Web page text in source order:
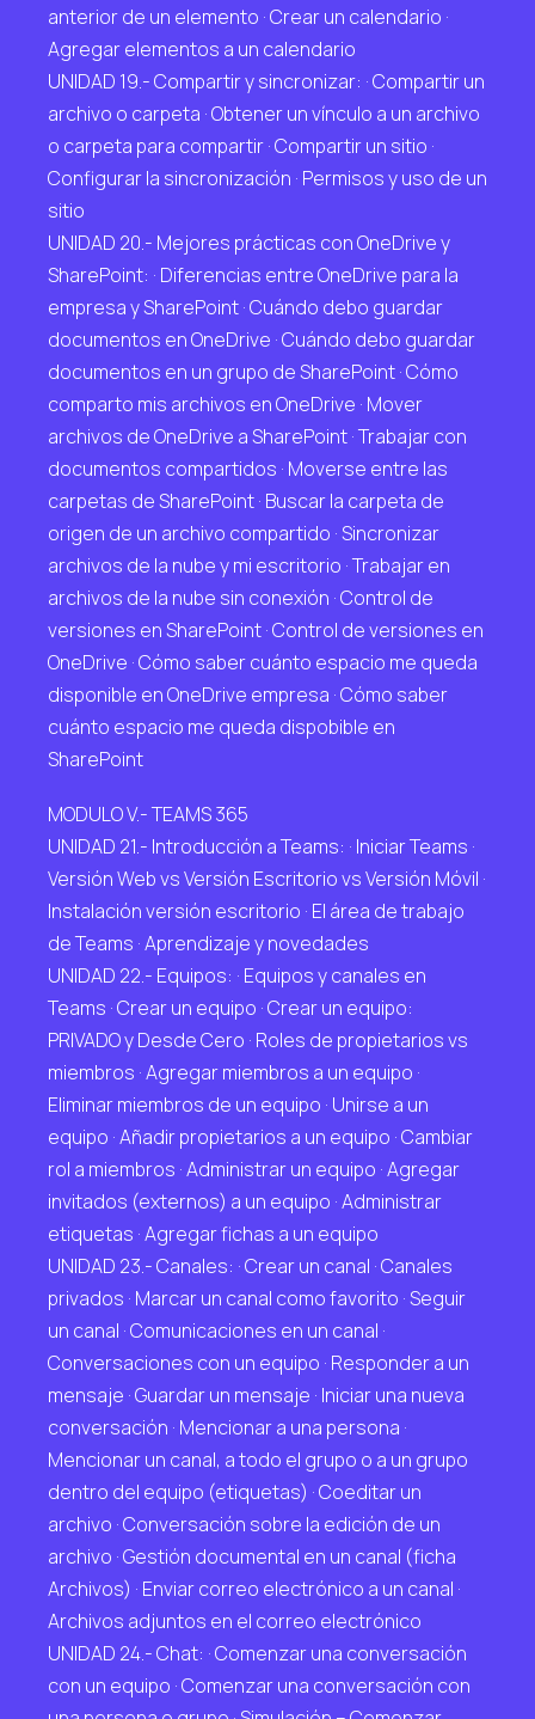
anterior de un elemento · Crear un calendario ·
Agregar elementos a un calendario
UNIDAD 19.- Compartir y sincronizar: · Compartir un
archivo o carpeta · Obtener un vínculo a un archivo
o carpeta para compartir · Compartir un sitio ·
Configurar la sincronización · Permisos y uso de un
sitio
UNIDAD 20.- Mejores prácticas con OneDrive y
SharePoint: · Diferencias entre OneDrive para la
empresa y SharePoint · Cuándo debo guardar
documentos en OneDrive · Cuándo debo guardar
documentos en un grupo de SharePoint · Cómo
comparto mis archivos en OneDrive · Mover
archivos de OneDrive a SharePoint · Trabajar con
documentos compartidos · Moverse entre las
carpetas de SharePoint · Buscar la carpeta de
origen de un archivo compartido · Sincronizar
archivos de la nube y mi escritorio · Trabajar en
archivos de la nube sin conexión · Control de
versiones en SharePoint · Control de versiones en
OneDrive · Cómo saber cuánto espacio me queda
disponible en OneDrive empresa · Cómo saber
cuánto espacio me queda dispobible en
SharePoint
MODULO V.- TEAMS 365
UNIDAD 21.- Introducción a Teams: · Iniciar Teams ·
Versión Web vs Versión Escritorio vs Versión Móvil ·
Instalación versión escritorio · El área de trabajo
de Teams · Aprendizaje y novedades
UNIDAD 22.- Equipos: · Equipos y canales en
Teams · Crear un equipo · Crear un equipo:
PRIVADO y Desde Cero · Roles de propietarios vs
miembros · Agregar miembros a un equipo ·
Eliminar miembros de un equipo · Unirse a un
equipo · Añadir propietarios a un equipo · Cambiar
rol a miembros · Administrar un equipo · Agregar
invitados (externos) a un equipo · Administrar
etiquetas · Agregar fichas a un equipo
UNIDAD 23.- Canales: · Crear un canal · Canales
privados · Marcar un canal como favorito · Seguir
un canal · Comunicaciones en un canal ·
Conversaciones con un equipo · Responder a un
mensaje · Guardar un mensaje · Iniciar una nueva
conversación · Mencionar a una persona ·
Mencionar un canal, a todo el grupo o a un grupo
dentro del equipo (etiquetas) · Coeditar un
archivo · Conversación sobre la edición de un
archivo · Gestión documental en un canal (ficha
Archivos) · Enviar correo electrónico a un canal ·
Archivos adjuntos en el correo electrónico
UNIDAD 24.- Chat: · Comenzar una conversación
con un equipo · Comenzar una conversación con